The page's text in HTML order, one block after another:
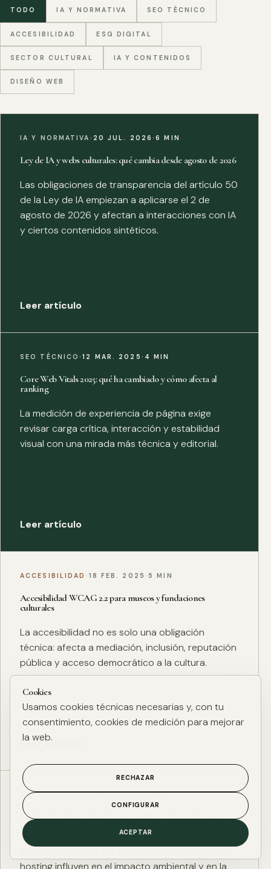
TODO IA Y NORMATIVA SEO TÉCNICO
ACCESIBILIDAD ESG DIGITAL
SECTOR CULTURAL IA Y CONTENIDOS
DISEÑO WEB
IA Y NORMATIVA · 20 JUL. 2026·6 MIN
Ley de IA y webs culturales: qué cambia desde agosto de 2026
Las obligaciones de transparencia del artículo 50
de la Ley de IA empiezan a aplicarse el 2 de
agosto de 2026 y afectan a interacciones con IA
y ciertos contenidos sintéticos.
Leer artículo
SEO TÉCNICO·12 MAR. 2025 · 4 MIN
Core Web Vitals 2025: qué ha cambiado y cómo afecta al
ranking
La medición de experiencia de página exige
revisar carga crítica, interacción y estabilidad
visual con una mirada más técnica y editorial.
Leer artículo
ACCESIBILIDAD · 18 FEB. 2025 · 5 MIN
Accesibilidad WCAG 2.2 para museos y fundaciones
culturales
La accesibilidad no es solo una obligación
técnica: afecta a mediación, inclusión, reputación
pública y acceso democrático a la cultura.
Leer artículo
ESG DIGITAL·27 ENE. 2025·4 MIN
Huella de carbono digital: cómo medir y reducir el impacto
ESG de una web
El peso de página, las imágenes, los scripts y el
hosting influyen en el impacto ambiental y en la
Cookies
Usamos cookies técnicas necesarias y, con tu
consentimiento, cookies de medición para mejorar
la web.
RECHAZAR
CONFIGURAR
ACEPTAR